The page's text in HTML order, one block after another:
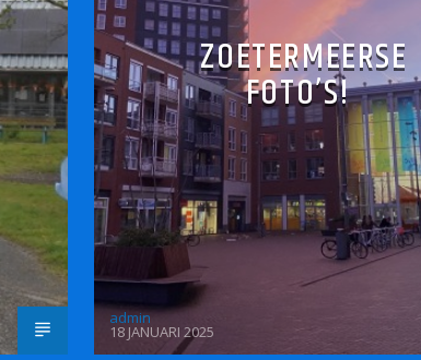
ZOETERMEERSE
FOTO’S!
admin
18 JANUARI 2025